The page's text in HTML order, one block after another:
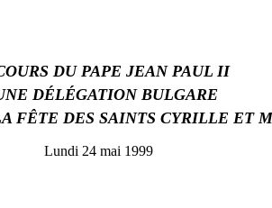
DU PAPE JEAN PAUL II
DÉLÉGATION BULGARE
FÊTE DES SAINTS CYRILLE ET
Lundi 24 mai 1999